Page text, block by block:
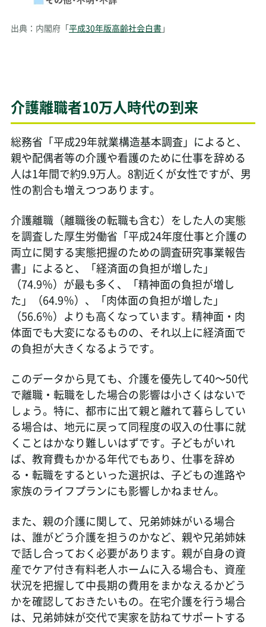
出典：内閣府「平成30年版高齢社会白書 」
介護離職者10万人時代の到来
総務省「平成29年就業構造基本調査」によると、
親や配偶者等の介護や看護のために仕事を辞める
人は1年間で約9.9万人。8割近くが女性ですが、男
性の割合も増えつつあります。
介護離職（離職後の転職も含む）をした人の実態
を調査した厚生労働省「平成24年度仕事と介護の
両立に関する実態把握のための調査研究事業報告
書」によると、「経済面の負担が増した」
（74.9％）が最も多く、「精神面の負担が増し
た」（64.9％）、「肉体面の負担が増した」
（56.6％）よりも高くなっています。精神面・肉
体面でも大変になるものの、それ以上に経済面で
の負担が大きくなるようです。
このデータから見ても、介護を優先して40～50代
で離職・転職をした場合の影響は小さくはないで
しょう。特に、都市に出て親と離れて暮らしてい
る場合は、地元に戻って同程度の収入の仕事に就
くことはかなり難しいはずです。子どもがいれ
ば、教育費もかかる年代でもあり、仕事を辞め
る・転職をするといった選択は、子どもの進路や
家族のライフプランにも影響しかねません。
また、親の介護に関して、兄弟姉妹がいる場合
は、誰がどう介護を担うのかなど、親や兄弟姉妹
で話し合っておく必要があります。親が自身の資
産でケア付き有料老人ホームに入る場合も、資産
状況を把握して中長期の費用をまかなえるかどう
かを確認しておきたいもの。在宅介護を行う場合
は、兄弟姉妹が交代で実家を訪ねてサポートする